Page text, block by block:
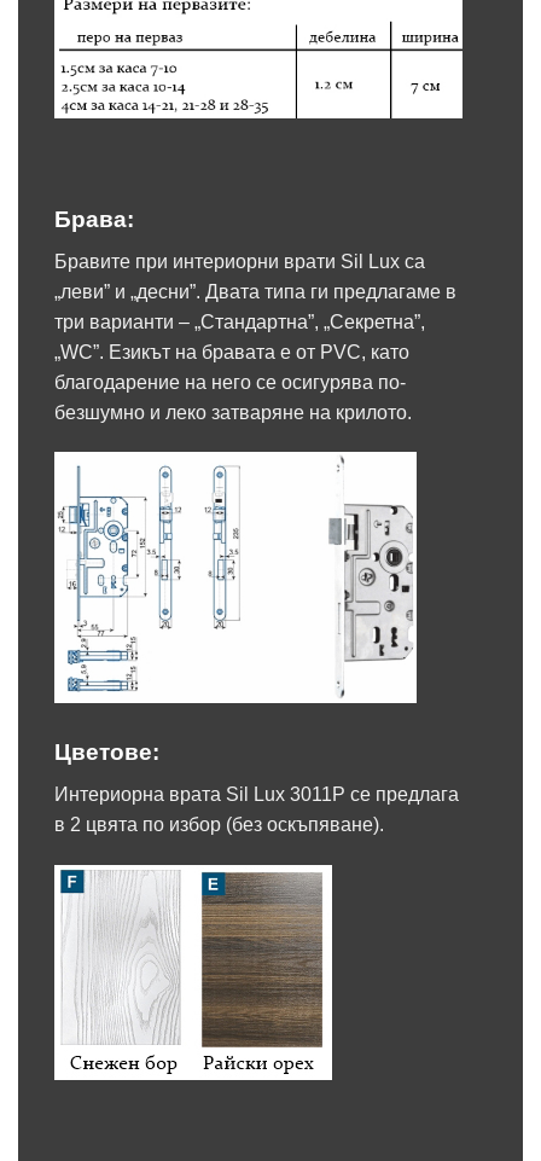
Брава:
Бравите при интериорни врати Sil Lux са
„леви” и „десни”. Двата типа ги предлагаме в
три варианти – „Стандартна”, „Секретна”,
„WC”. Езикът на бравата е от PVC, като
благодарение на него се осигурява по-
безшумно и леко затваряне на крилото.
Цветове:
Интериорна врата Sil Lux 3011P се предлага
в 2 цвята по избор (без оскъпяване).